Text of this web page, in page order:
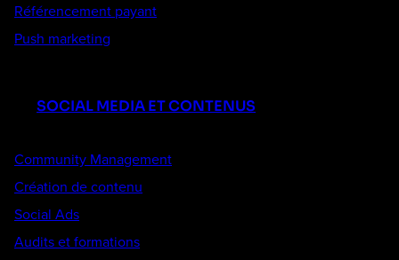
Référencement payant
Push marketing
SOCIAL MEDIA ET CONTENUS
Community Management
Création de contenu
Social Ads
Audits et formations